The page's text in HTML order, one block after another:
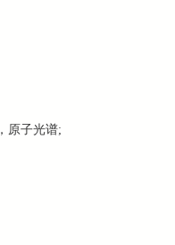
原子光谱;